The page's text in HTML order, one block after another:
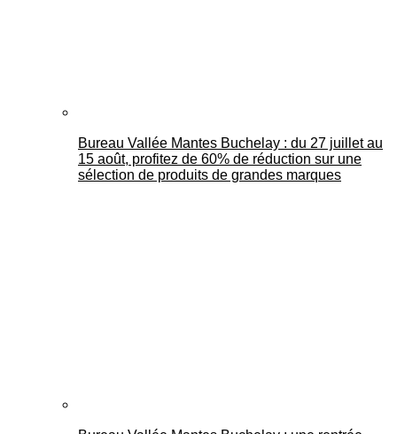
Bureau Vallée Mantes Buchelay : du 27 juillet au
15 août, profitez de 60% de réduction sur une
sélection de produits de grandes marques